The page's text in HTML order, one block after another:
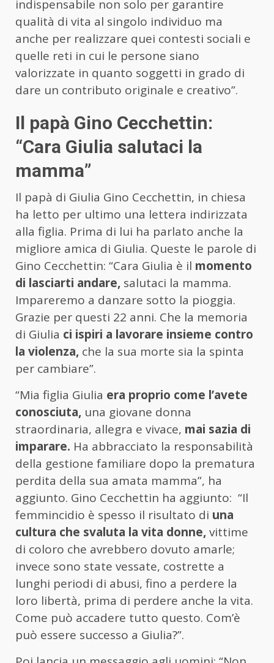
indispensabile non solo per garantire
qualità di vita al singolo individuo ma
anche per realizzare quei contesti sociali e
quelle reti in cui le persone siano
valorizzate in quanto soggetti in grado di
dare un contributo originale e creativo”.
Il papà Gino Cecchettin:
“Cara Giulia salutaci la
mamma”
Il papà di Giulia Gino Cecchettin, in chiesa
ha letto per ultimo una lettera indirizzata
alla figlia. Prima di lui ha parlato anche la
migliore amica di Giulia. Queste le parole di
Gino Cecchettin: “Cara Giulia è il momento
di lasciarti andare, salutaci la mamma.
Impareremo a danzare sotto la pioggia.
Grazie per questi 22 anni. Che la memoria
di Giulia ci ispiri a lavorare insieme contro
la violenza, che la sua morte sia la spinta
per cambiare”.
“Mia figlia Giulia era proprio come l’avete
conosciuta, una giovane donna
straordinaria, allegra e vivace, mai sazia di
imparare. Ha abbracciato la responsabilità
della gestione familiare dopo la prematura
perdita della sua amata mamma”, ha
aggiunto. Gino Cecchettin ha aggiunto: “Il
femmincidio è spesso il risultato di una
cultura che svaluta la vita donne,vittime
di coloro che avrebbero dovuto amarle;
invece sono state vessate, costrette a
lunghi periodi di abusi, fino a perdere la
loro libertà, prima di perdere anche la vita.
Come può accadere tutto questo. Com’è
può essere successo a Giulia?”.